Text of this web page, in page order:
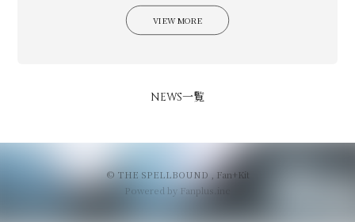
VIEW MORE
NEWS一覧
© THE SPELLBOUND , Fan+Kit
Powered by Fanplus.inc